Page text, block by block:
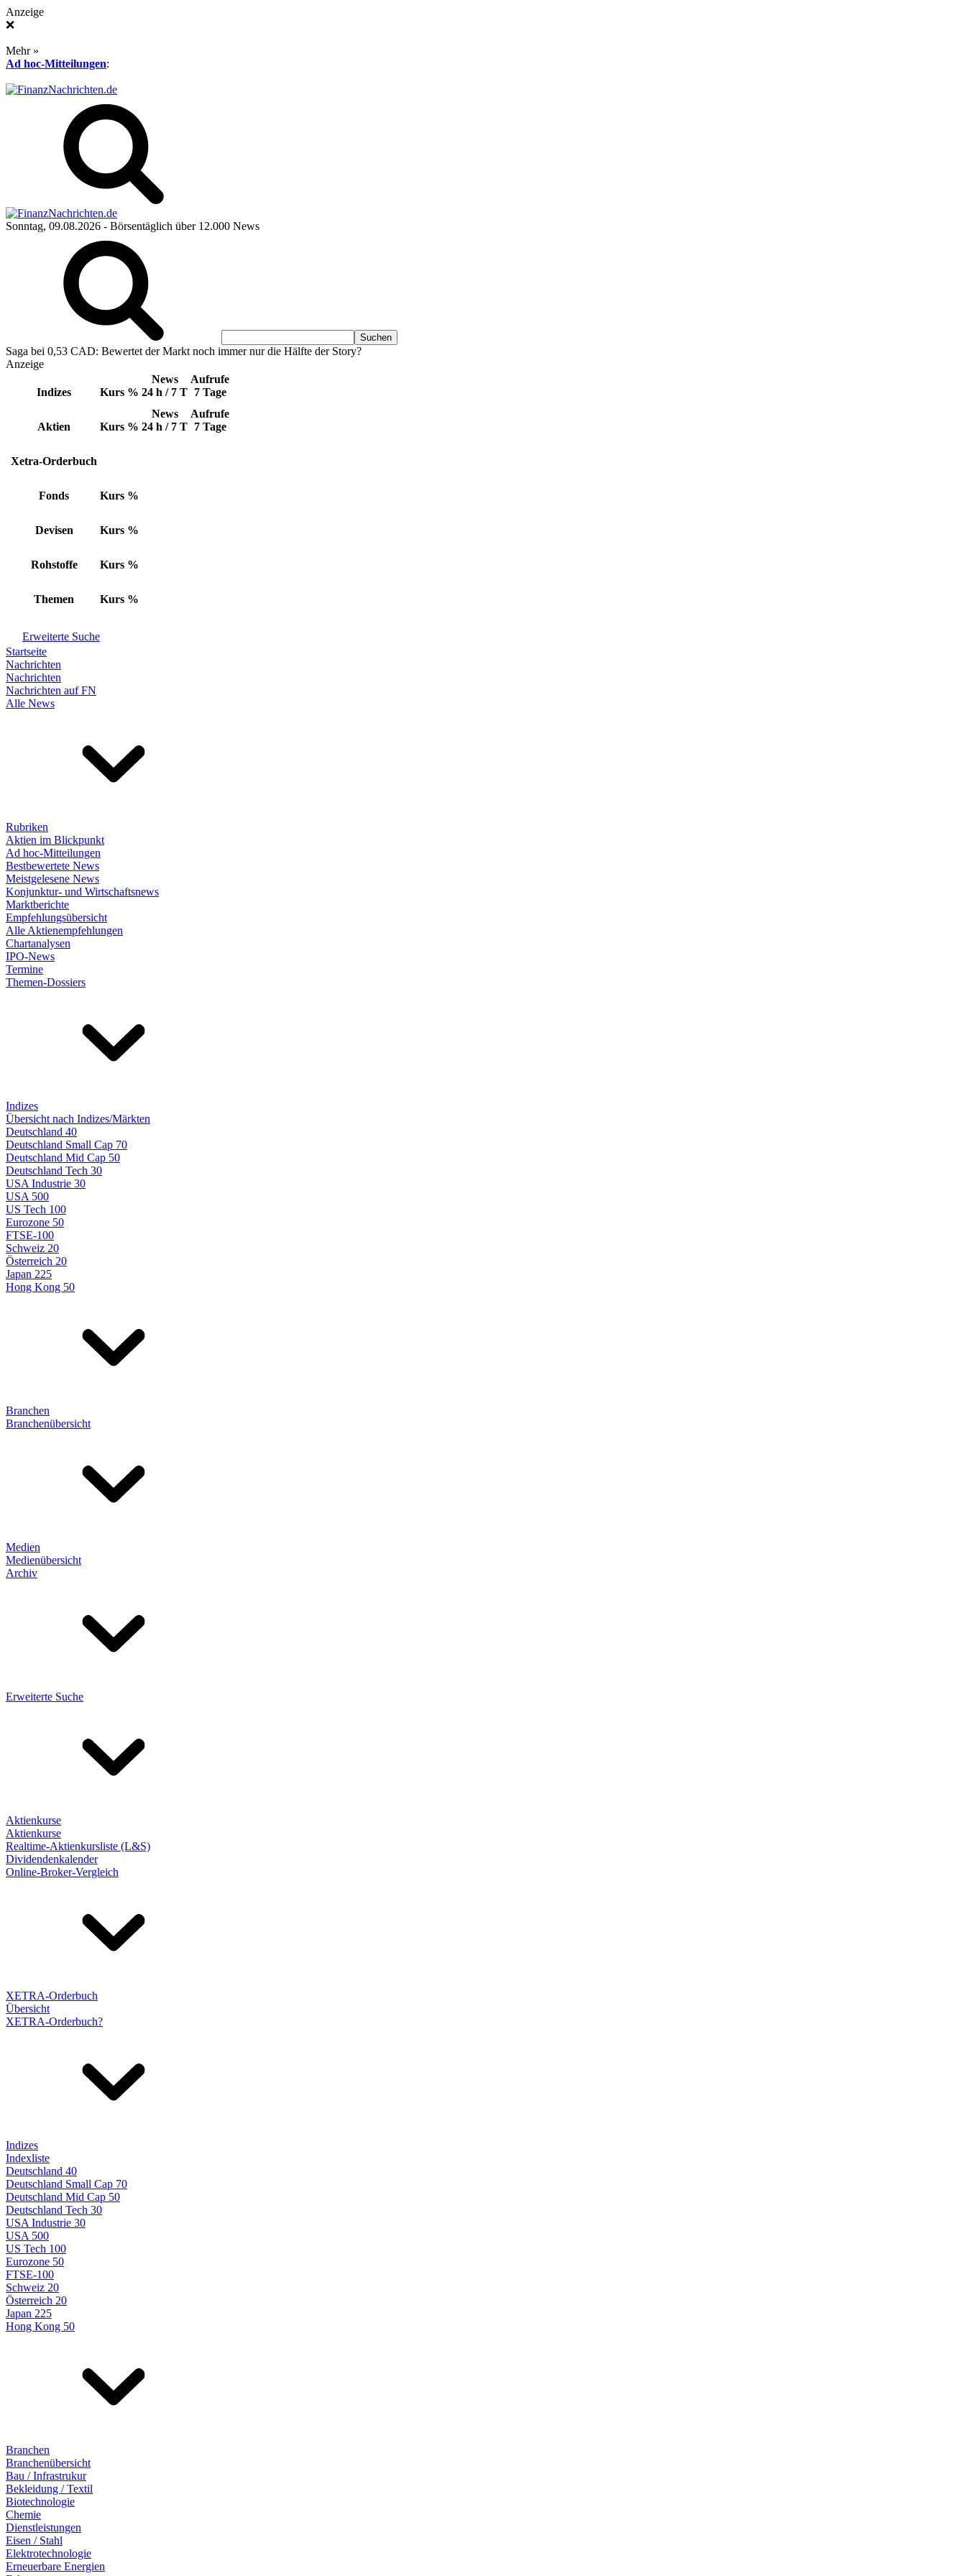
Anzeige
❌
Mehr »
Ad hoc-Mitteilungen:
Sonntag, 09.08.2026 - Börsentäglich über 12.000 News
Saga bei 0,53 CAD: Bewertet der Markt noch immer nur die Hälfte der Story?
Anzeige
Indizes Kurs %
News
24 h / 7 T
Aufrufe
7 Tage
Aktien Kurs %
News
24 h / 7 T
Aufrufe
7 Tage
Xetra-Orderbuch
Fonds Kurs %
Devisen Kurs %
Rohstoffe Kurs %
Themen Kurs %
Erweiterte Suche
Startseite
Nachrichten
Nachrichten
Nachrichten auf FN
Alle News
Rubriken
Aktien im Blickpunkt
Ad hoc-Mitteilungen
Bestbewertete News
Meistgelesene News
Konjunktur- und Wirtschaftsnews
Marktberichte
Empfehlungsübersicht
Alle Aktienempfehlungen
Chartanalysen
IPO-News
Termine
Themen-Dossiers
Indizes
Übersicht nach Indizes/Märkten
Deutschland 40
Deutschland Small Cap 70
Deutschland Mid Cap 50
Deutschland Tech 30
USA Industrie 30
USA 500
US Tech 100
Eurozone 50
FTSE-100
Schweiz 20
Österreich 20
Japan 225
Hong Kong 50
Branchen
Branchenübersicht
Medien
Medienübersicht
Archiv
Erweiterte Suche
Aktienkurse
Aktienkurse
Realtime-Aktienkursliste (L&S)
Dividendenkalender
Online-Broker-Vergleich
XETRA-Orderbuch
Übersicht
XETRA-Orderbuch?
Indizes
Indexliste
Deutschland 40
Deutschland Small Cap 70
Deutschland Mid Cap 50
Deutschland Tech 30
USA Industrie 30
USA 500
US Tech 100
Eurozone 50
FTSE-100
Schweiz 20
Österreich 20
Japan 225
Hong Kong 50
Branchen
Branchenübersicht
Bau / Infrastrukur
Bekleidung / Textil
Biotechnologie
Chemie
Dienstleistungen
Eisen / Stahl
Elektrotechnologie
Erneuerbare Energien